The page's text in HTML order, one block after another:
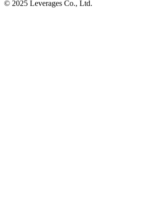
© 2025 Leverages Co., Ltd.